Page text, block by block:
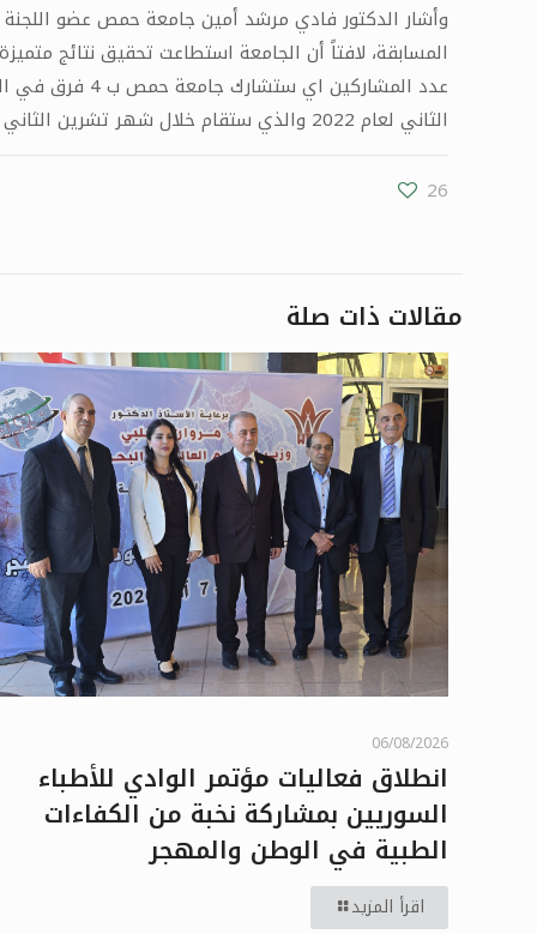
وأشار الدكتور فادي مرشد أمين جامعة حمص عضو
الثاني لعام 2022 والذي ستقام خلال شهر تشرين الثاني في شرم الشيخ في مصر.
26
مقالات ذات صلة
06/08/2026
انطلاق فعاليات مؤتمر الوادي للأطباء
السوريين بمشاركة نخبة من الكفاءات
الطبية في الوطن والمهجر
اقرأ المزيد